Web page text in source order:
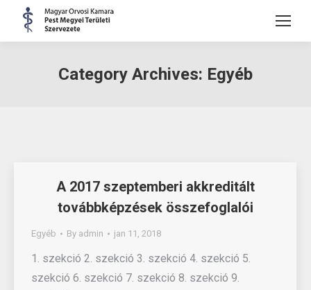
Category Archives: Egyéb
A 2017 szeptemberi akkreditált
továbbképzések összefoglalói
Egyéb By admin jan 11, 2018
1. szekció 2. szekció 3. szekció 4. szekció 5.
szekció 6. szekció 7. szekció 8. szekció 9.